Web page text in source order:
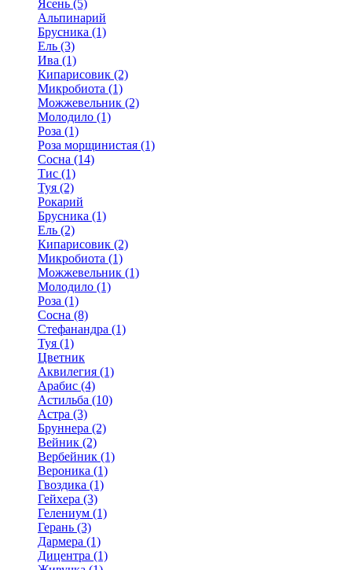
Ясень (5)
Альпинарий
Брусника (1)
Ель (3)
Ива (1)
Кипарисовик (2)
Микробиота (1)
Можжевельник (2)
Молодило (1)
Роза (1)
Роза морщинистая (1)
Сосна (14)
Тис (1)
Туя (2)
Рокарий
Брусника (1)
Ель (2)
Кипарисовик (2)
Микробиота (1)
Можжевельник (1)
Молодило (1)
Роза (1)
Сосна (8)
Стефанандра (1)
Туя (1)
Цветник
Аквилегия (1)
Арабис (4)
Астильба (10)
Астра (3)
Бруннера (2)
Вейник (2)
Вербейник (1)
Вероника (1)
Гвоздика (1)
Гейхера (3)
Гелениум (1)
Герань (3)
Дармера (1)
Дицентра (1)